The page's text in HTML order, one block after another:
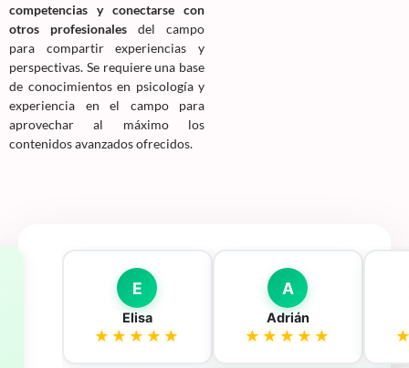
competencias y conectarse con
otros profesionales del campo
para compartir experiencias y
perspectivas. Se requiere una base
de conocimientos en psicología y
experiencia en el campo para
aprovechar al máximo los
contenidos avanzados ofrecidos.